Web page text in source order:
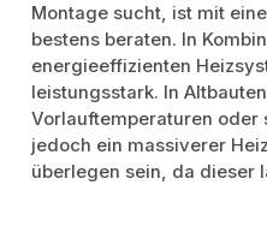
Montage sucht, ist mit
bestens beraten. In
energieeffizienten
leistungsstark. In
Vorlauftemperaturen oder
jedoch ein massiverer
überlegen sein, da dieser